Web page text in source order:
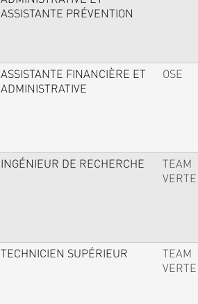
ASSISTANTE PRÉVENTION
ASSISTANTE FINANCIÈRE ET
ADMINISTRATIVE
OSE
INGÉNIEUR DE RECHERCHE
TEAM
VERTE
TECHNICIEN SUPÉRIEUR
TEAM
VERTE